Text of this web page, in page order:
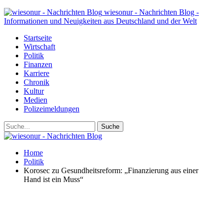
wiesonur - Nachrichten Blog -
Informationen und Neuigkeiten aus Deutschland und der Welt
Startseite
Wirtschaft
Politik
Finanzen
Karriere
Chronik
Kultur
Medien
Polizeimeldungen
Home
Politik
Korosec zu Gesundheitsreform: „Finanzierung aus einer
Hand ist ein Muss“